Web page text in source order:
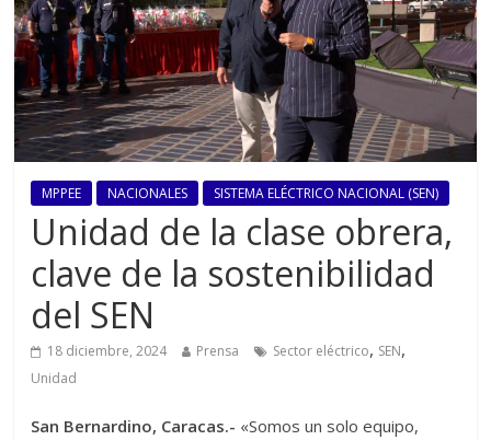
MPPEE NACIONALES SISTEMA ELÉCTRICO NACIONAL (SEN)
Unidad de la clase obrera,
clave de la sostenibilidad
del SEN
18 diciembre, 2024 Prensa Sector eléctrico, SEN,
Unidad
San Bernardino, Caracas.- «Somos un solo equipo,